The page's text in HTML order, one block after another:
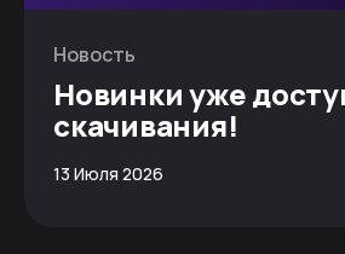
Новость
Новинки уже
скачивания!
13 Июля 2026